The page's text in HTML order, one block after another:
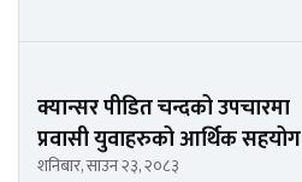
क्यान्सर पीडित चन्दको उपचारमा
प्रवासी युवाहरुको आर्थिक सहयोग
शनिबार, साउन २३, २०८३